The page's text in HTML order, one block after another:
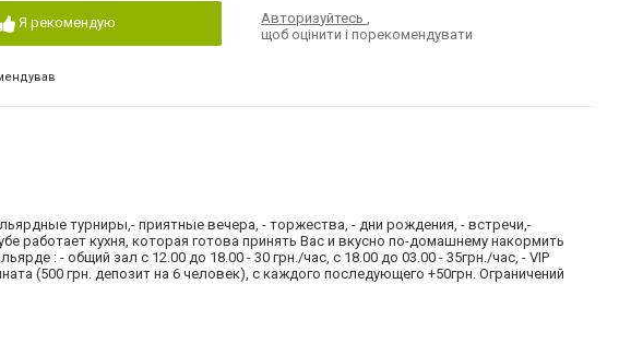
Я рекомендую Авторизуйтесь,
щоб оцінити і порекомендувати
турниры,- приятные вечера, - торжества, - дни рождения, - встречи,-
работает кухня, которая готова принять Вас и вкусно по-домашнему накормить
: - общий зал с 12.00 до 18.00 - 30 грн./час, с 18.00 до 03.00 - 35грн./час, - VIP
(500 грн. депозит на 6 человек), с каждого последующего +50грн. Ограничений